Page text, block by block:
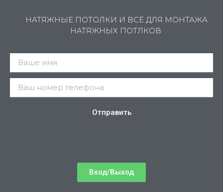
НАТЯЖНЫЕ ПОТОЛКИ И ВСЁ ДЛЯ МОНТАЖА
НАТЯЖНЫХ ПОТЛКОВ
Отправить
Вход/Выход